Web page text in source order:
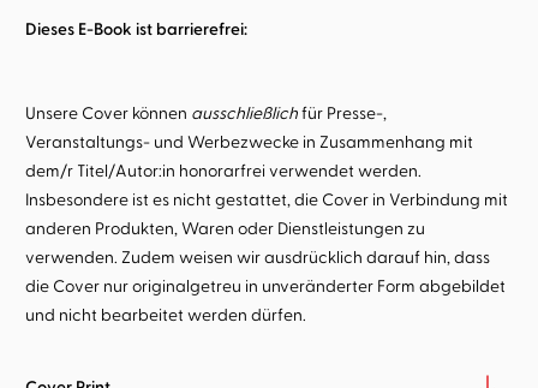
Dieses E-Book ist barrierefrei:
Unsere Cover können ausschließlichfür Presse-,
Veranstaltungs- und Werbezwecke in Zusammenhang mit
dem/r Titel/Autor:in honorarfrei verwendet werden.
Insbesondere ist es nicht gestattet, die Cover in Verbindung mit
anderen Produkten, Waren oder Dienstleistungen zu
verwenden. Zudem weisen wir ausdrücklich darauf hin, dass
die Cover nur originalgetreu in unveränderter Form abgebildet
und nicht bearbeitet werden dürfen.